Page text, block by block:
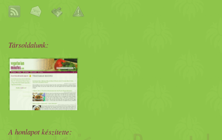
Társoldalunk:
A honlapot készítette: